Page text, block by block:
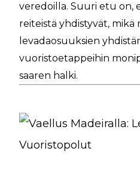
veredoilla. Suuri etu on,
reiteistä yhdistyvät, mikä
levadaosuuksien
vuoristoetappeihin
saaren halki.